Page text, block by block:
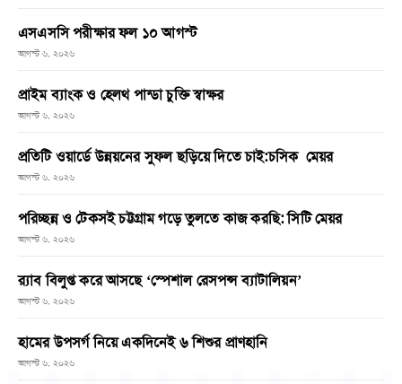
এসএসসি পরীক্ষার ফল ১০ আগস্ট
আগস্ট ৬, ২০২৬
প্রাইম ব্যাংক ও হেলথ পান্ডা চুক্তি স্বাক্ষর
আগস্ট ৬, ২০২৬
প্রতিটি ওয়ার্ডে উন্নয়নের সুফল ছড়িয়ে দিতে চাই:চসিক মেয়র
আগস্ট ৬, ২০২৬
পরিচ্ছন্ন ও টেকসই চট্টগ্রাম গড়ে তুলতে কাজ করছি: সিটি মেয়র
আগস্ট ৬, ২০২৬
র‌্যাব বিলুপ্ত করে আসছে ‘স্পেশাল রেসপন্স ব্যাটালিয়ন’
আগস্ট ৬, ২০২৬
হামের উপসর্গ নিয়ে একদিনেই ৬ শিশুর প্রাণহানি
আগস্ট ৬, ২০২৬